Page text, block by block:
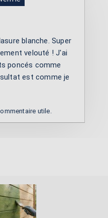
blanche. Super
velouté ! J'ai
poncés comme
est comme je
utile.